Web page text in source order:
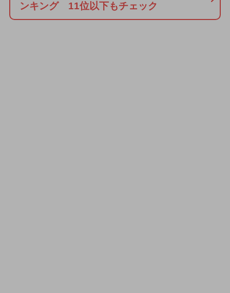
ンキング 11位以下もチェック